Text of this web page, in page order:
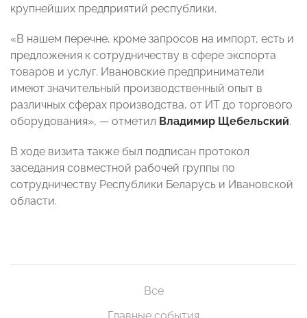
крупнейших предприятий республики.
«В нашем перечне, кроме запросов на импорт, есть и
предложения к сотрудничеству в сфере экспорта
товаров и услуг. Ивановские предприниматели
имеют значительный производственный опыт в
различных сферах производства, от ИТ до торгового
оборудования», — отметил Владимир Щебельский.
В ходе визита также был подписан протокол
заседания совместной рабочей группы по
сотрудничеству Республики Беларусь и Ивановской
области.
Все